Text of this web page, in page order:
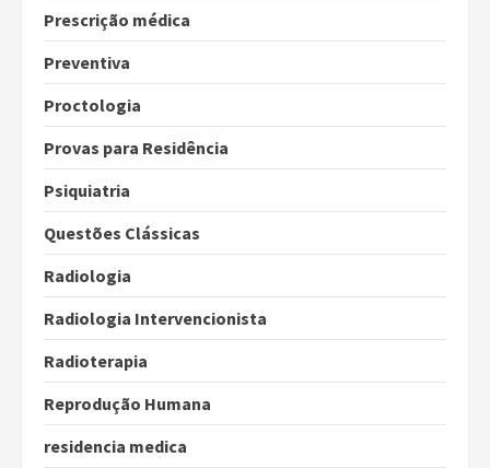
Prescrição médica
Preventiva
Proctologia
Provas para Residência
Psiquiatria
Questões Clássicas
Radiologia
Radiologia Intervencionista
Radioterapia
Reprodução Humana
residencia medica